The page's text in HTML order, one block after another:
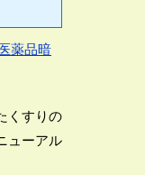
薬品暗
くすりの
ューアル